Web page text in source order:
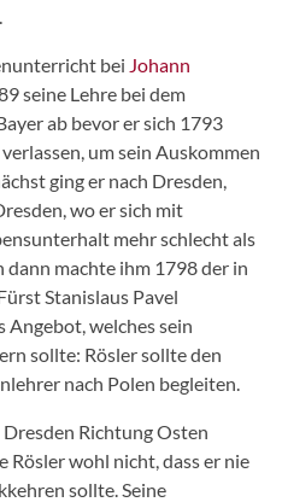
bei Johann
seine Lehre bei dem
ab bevor er sich 1793
um sein Auskommen
ging er nach Dresden,
wo er sich mit
mehr schlecht als
machte ihm 1798 der in
Stanislaus Pavel
Angebot, welches sein
sollte: Rösler sollte den
nach Polen begleiten.
Richtung Osten
Rösler wohl nicht, dass er nie
sollte. Seine